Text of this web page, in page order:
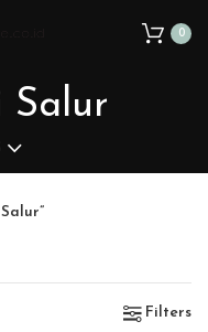
0
Salur
Filters